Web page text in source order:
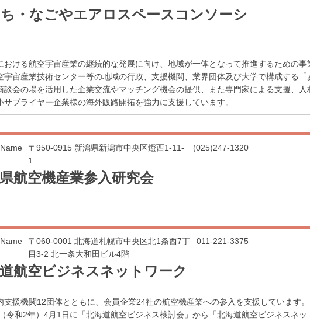
・なごやエアロスペースコンソーシ
おける航空宇宙産業の継続的な発展に向け、地域が一体となって推進するための
宇宙産業技術センター等の地域の行政、支援機関、業界団体及び大学で構成する
談会の場を活用した企業交流やマッチング機会の提供、また専門家による支援、
サプライヤー企業様の海外販路開拓を強力に支援しています。
〒950-0915 新潟県新潟市中央区鐙西1-11-
1
(025)247-1320
航空機産業参入研究会
〒060-0001 北海道札幌市中央区北1条西7丁
目3-2 北一条大和田ビル4階
011-221-3375
航空ビジネスネットワーク
支援機関12団体とともに、会員企業24社の航空機産業への参入を支援しています。
令和2年）4月1日に「北海道航空ビジネス検討会」から「北海道航空ビジネスネッ